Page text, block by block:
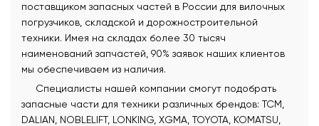
поставщиком запасных частей в России для вилочных
погрузчиков, складской и дорожностроительной
техники. Имея на складах более 30 тысяч
наименований запчастей, 90% заявок наших клиентов
мы обеспечиваем из наличия.
Специалисты нашей компании смогут подобрать
запасные части для техники различных брендов: TCM,
DALIAN, NOBLELIFT, LONKING, XGMA, TOYOTA, KOMATSU,